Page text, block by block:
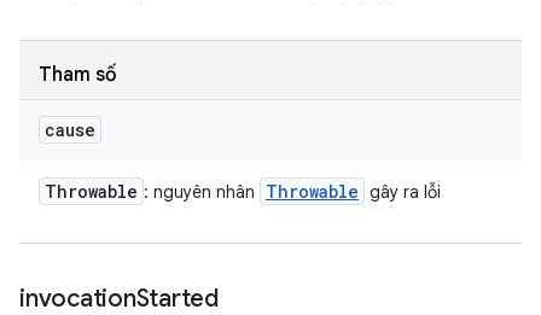
Tham số
cause
Throwable : nguyên nhân Throwable gây ra lỗi
invocationStarted